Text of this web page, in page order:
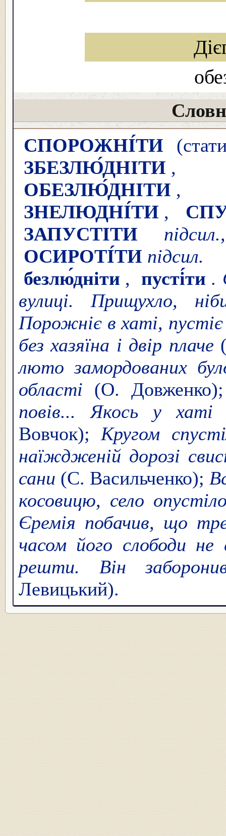
СПОРОЖНІ́ТИ
ЗБЕЗЛЮ́ДНІТИ
ОБЕЗЛЮ́ДНІТИ
ЗНЕЛЮДНІ́ТИ ,
ЗАПУСТІТИ
ОСИРОТІ́ТИ підсил.
безлю́дніти , пусті́ти .
вулиці. Прищухло,
Порожніє в хаті, пустіє
без хазяїна і двір плаче
люто замордованих
області (О.
повів... Якось у хаті
Вовчок);Кругом
наїждженій дорозі
сани (С. Васильченко);
косовицю, село
Єремія побачив, що
часом його слободи не
решти. Він
Левицький).